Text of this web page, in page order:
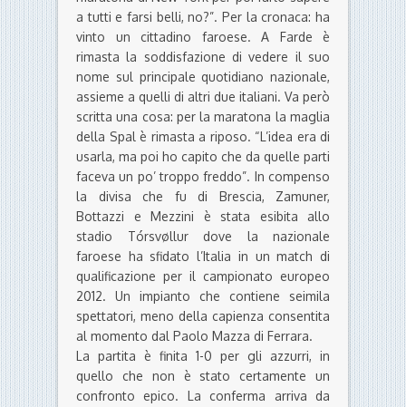
a tutti e farsi belli, no?”. Per la cronaca: ha
vinto un cittadino faroese. A Farde è
rimasta la soddisfazione di vedere il suo
nome sul principale quotidiano nazionale,
assieme a quelli di altri due italiani. Va però
scritta una cosa: per la maratona la maglia
della Spal è rimasta a riposo. “L’idea era di
usarla, ma poi ho capito che da quelle parti
faceva un po’ troppo freddo”. In compenso
la divisa che fu di Brescia, Zamuner,
Bottazzi e Mezzini è stata esibita allo
stadio Tórsvøllur dove la nazionale
faroese ha sfidato l’Italia in un match di
qualificazione per il campionato europeo
2012. Un impianto che contiene seimila
spettatori, meno della capienza consentita
al momento dal Paolo Mazza di Ferrara.
La partita è finita 1-0 per gli azzurri, in
quello che non è stato certamente un
confronto epico. La conferma arriva da